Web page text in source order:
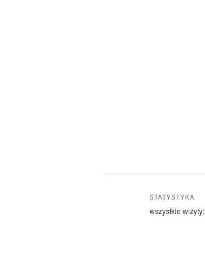
STATYSTYKA
wszystkie wizyty: